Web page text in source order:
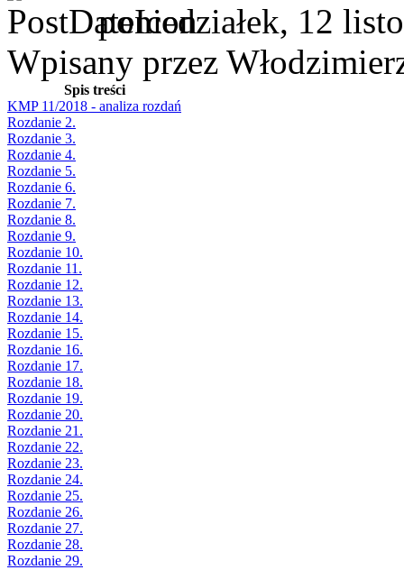
poniedziałek, 12
Wpisany przez
Spis treści
KMP 11/2018 - analiza rozdań
Rozdanie 2.
Rozdanie 3.
Rozdanie 4.
Rozdanie 5.
Rozdanie 6.
Rozdanie 7.
Rozdanie 8.
Rozdanie 9.
Rozdanie 10.
Rozdanie 11.
Rozdanie 12.
Rozdanie 13.
Rozdanie 14.
Rozdanie 15.
Rozdanie 16.
Rozdanie 17.
Rozdanie 18.
Rozdanie 19.
Rozdanie 20.
Rozdanie 21.
Rozdanie 22.
Rozdanie 23.
Rozdanie 24.
Rozdanie 25.
Rozdanie 26.
Rozdanie 27.
Rozdanie 28.
Rozdanie 29.